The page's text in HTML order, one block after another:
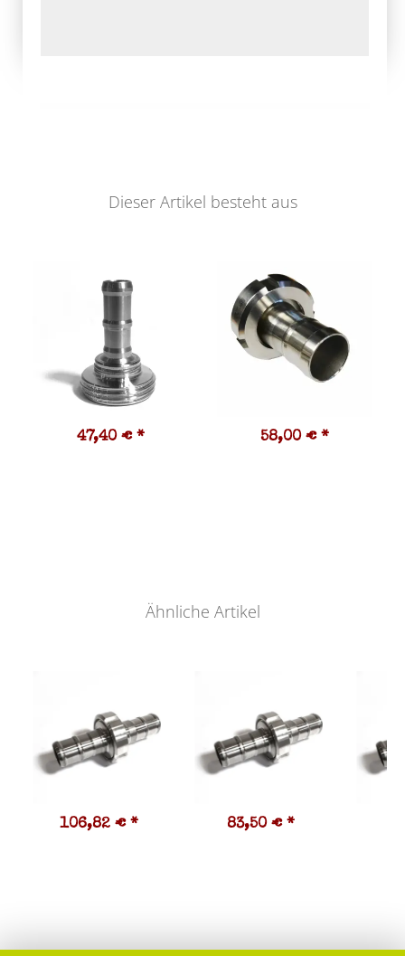
Dieser Artikel besteht aus
47,40 € * 58,00 € *
Ähnliche Artikel
106,82 € * 83,50 € *